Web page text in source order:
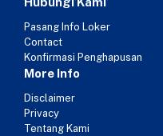
Pasang Info Loker
Contact
Konfirmasi Penghapusan
More Info
Disclaimer
Privacy
Tentang Kami